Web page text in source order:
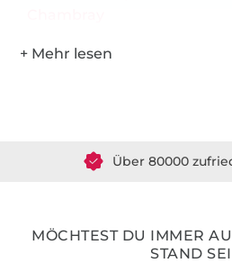
MÖCHTEST DU IMMER
STAND